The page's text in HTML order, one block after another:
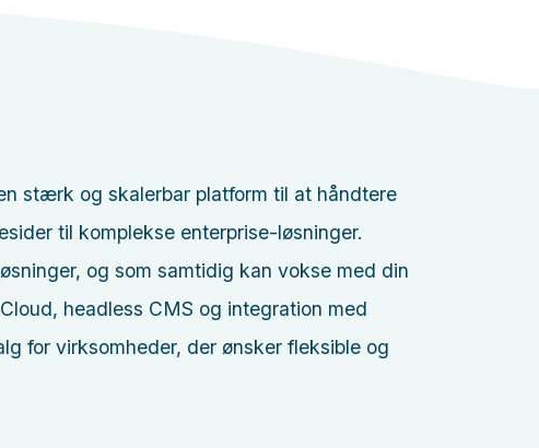
stærk og skalerbar platform til at håndtere
til komplekse enterprise-løsninger.
og som samtidig kan vokse med din
headless CMS og integration med
for virksomheder, der ønsker fleksible og